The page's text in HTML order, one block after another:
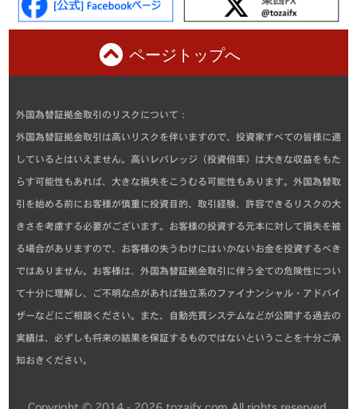
ページトップへ
外国為替証拠金取引のリスクについて：
外国為替証拠金取引は高いリスクを伴いますので、投資家すべての皆様に適
しているとはいえません。高いレバレッジ（投資倍率）は大きな収益をもた
らす可能性もあれば、大きな損失をこうむる可能性もあります。外国為替取
引を始める前にお客様が慎重に投資目的、取引経験、許容できるリスクの大
きさを考慮する必要がございます。お客様の投資する元本に対して損失を被
る場合がありますので、お客様の失うわけにはいかないお金を投資するべき
ではありません。お客様は、外国為替証拠金取引に伴う全ての危険性につい
て十分に理解し、ご不明な点があれば独立系のファイナンシャル・アドバイ
ザーなどにご相談ください。また、自動売買システムなどが公開する過去の
実績は、必ずしも将来の結果を保証するものではないということを十分ご承
知おきください。